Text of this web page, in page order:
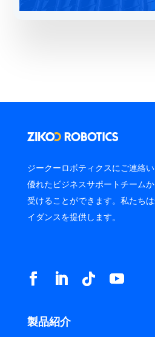
ジークーロボティクスにご連絡
優れたビジネスサポートチーム
受けることができます。私たち
イダンスを提供します。
製品紹介